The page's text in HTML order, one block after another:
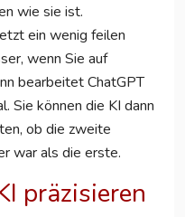
wie sie ist.
ein wenig feilen
wenn Sie auf
bearbeitet ChatGPT
Sie können die KI dann
ob die zweite
war als die erste.
präzisieren